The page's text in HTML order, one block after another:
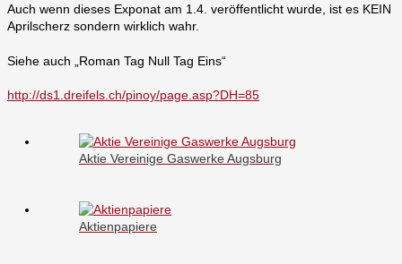
Auch wenn dieses Exponat am 1.4. veröffentlicht wurde, ist es KEIN
Aprilscherz sondern wirklich wahr.
Siehe auch „Roman Tag Null Tag Eins“
http://ds1.dreifels.ch/pinoy/page.asp?DH=85
Aktie Vereinige Gaswerke Augsburg
Aktienpapiere